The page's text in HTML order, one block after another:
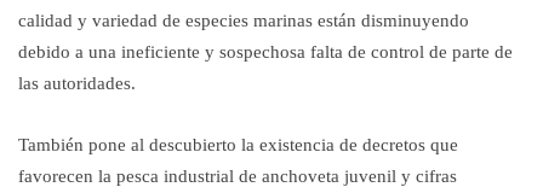
calidad y variedad de especies marinas están disminuyendo
debido a una ineficiente y sospechosa falta de control de parte de
las autoridades.
También pone al descubierto la existencia de decretos que
favorecen la pesca industrial de anchoveta juvenil y cifras